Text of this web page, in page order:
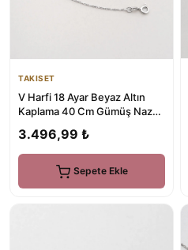
TAKISET
V Harfi 18 Ayar Beyaz Altın
Kaplama 40 Cm Gümüş Nazar
3.496,99 ₺
Sepete Ekle